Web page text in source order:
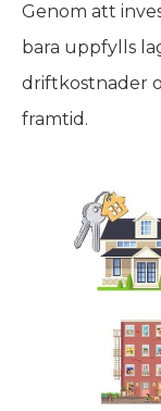
Genom att
bara uppfylls
driftkostnader
framtid.